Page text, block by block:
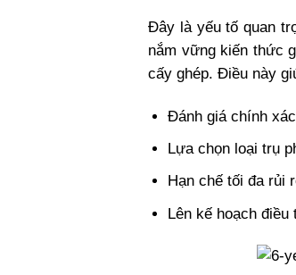
Đây là yếu tố quan
nắm vững kiến thức
cấy ghép. Điều này
Đánh giá chính
Lựa chọn loại trụ
Hạn chế tối đa rủi
Lên kế hoạch